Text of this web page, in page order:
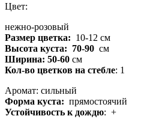
Цвет:
нежно-розовый
Размер цветка: 10-12 см
Высота куста: 70-90 см
Ширина: 50-60 см
Кол-во цветков на стебле: 1
Аромат: сильный
Форма куста: прямостоячий
Устойчивость к дождю: +